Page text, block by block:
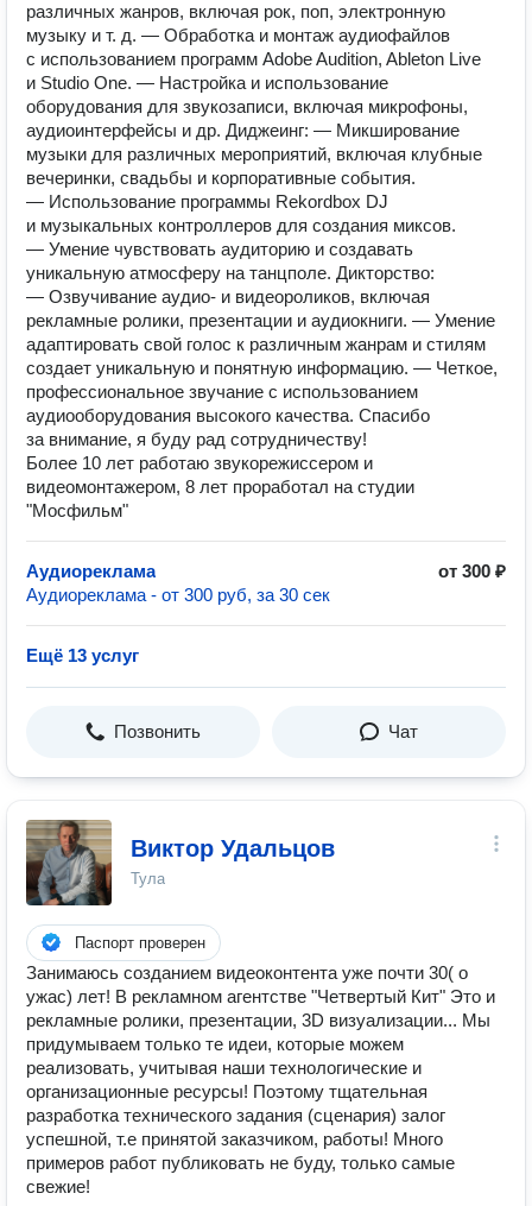
различных жанров, включая рок, поп, электронную
музыку и т. д. — Обработка и монтаж аудиофайлов
с использованием программ Adobe Audition, Ableton Live
и Studio One. — Настройка и использование
оборудования для звукозаписи, включая микрофоны,
аудиоинтерфейсы и др. Диджеинг: — Микширование
музыки для различных мероприятий, включая клубные
вечеринки, свадьбы и корпоративные события.
— Использование программы Rekordbox DJ
и музыкальных контроллеров для создания миксов.
— Умение чувствовать аудиторию и создавать
уникальную атмосферу на танцполе. Дикторство:
— Озвучивание аудио- и видеороликов, включая
рекламные ролики, презентации и аудиокниги. — Умение
адаптировать свой голос к различным жанрам и стилям
создает уникальную и понятную информацию. — Четкое,
профессиональное звучание с использованием
аудиооборудования высокого качества. Спасибо
за внимание, я буду рад сотрудничеству!
Более 10 лет работаю звукорежиссером и
видеомонтажером, 8 лет проработал на студии
"Мосфильм"
Аудиореклама
от 300 ₽
Аудиореклама - от 300 руб, за 30 сек
Ещё 13 услуг
Позвонить Чат
Виктор Удальцов
Тула
Паспорт проверен
Занимаюсь созданием видеоконтента уже почти 30( о
ужас) лет! В рекламном агентстве "Четвертый Кит" Это и
рекламные ролики, презентации, 3D визуализации... Мы
придумываем только те идеи, которые можем
реализовать, учитывая наши технологические и
организационные ресурсы! Поэтому тщательная
разработка технического задания (сценария) залог
успешной, т.е принятой заказчиком, работы! Много
примеров работ публиковать не буду, только самые
свежие!